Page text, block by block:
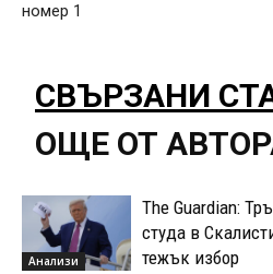
номер 1
СВЪРЗАНИ
ОЩЕ ОТ
Анализи
The Guardian:
студа в
тежък избор